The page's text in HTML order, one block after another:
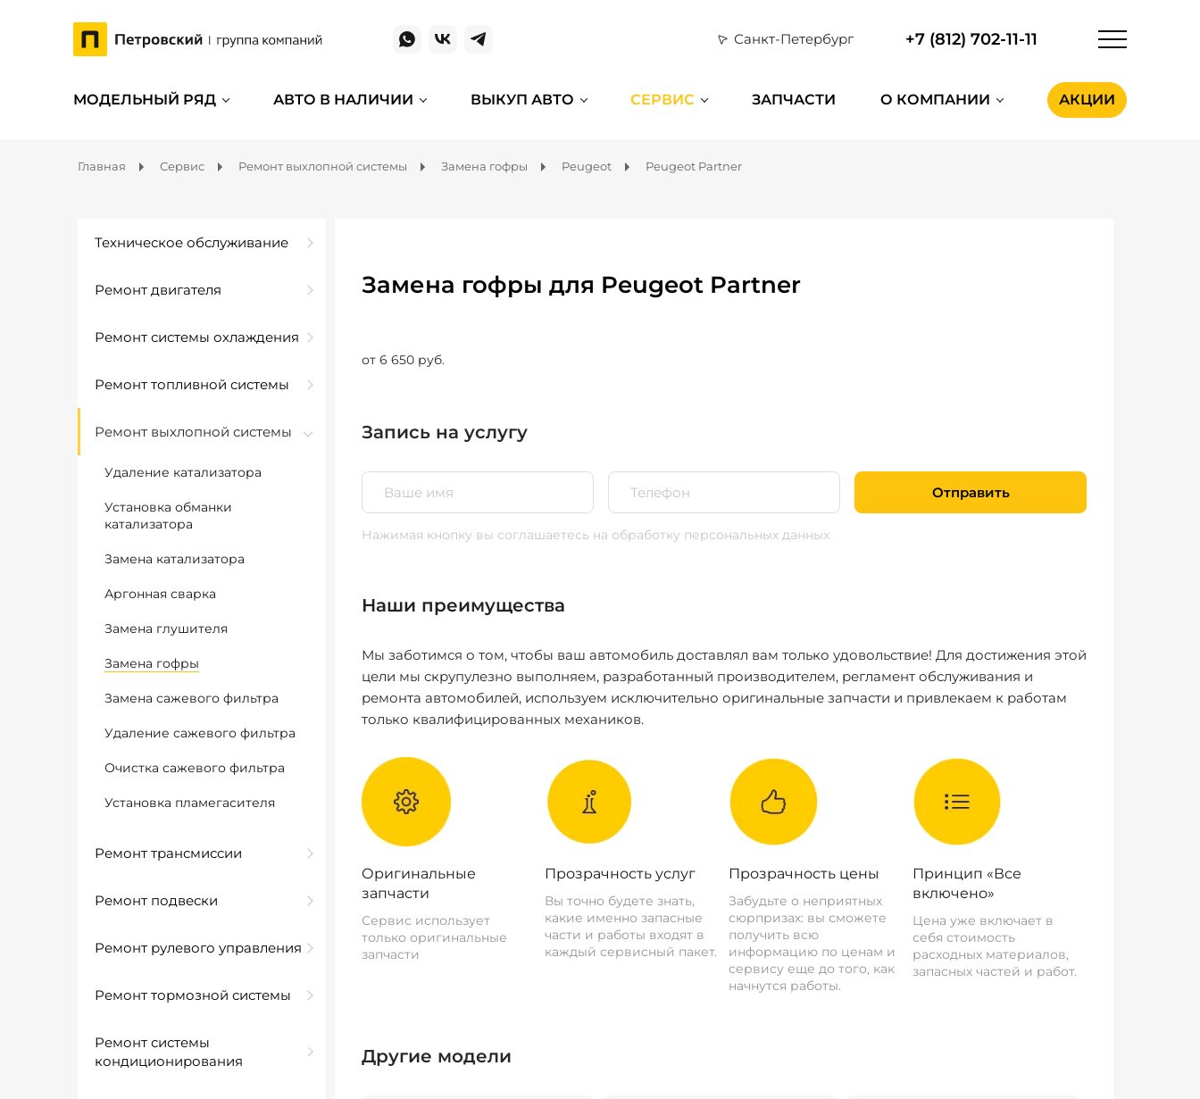
Санкт-Петербург +7 (812) 702-11-11
МОДЕЛЬНЫЙ РЯД АВТО В НАЛИЧИИ ВЫКУП АВТО СЕРВИС ЗАПЧАСТИ О КОМПАНИИ АКЦИИ
Главная Сервис Ремонт выхлопной системы Замена гофры Peugeot Peugeot Partner
Техническое обслуживание
Ремонт двигателя
Ремонт системы охлаждения
Ремонт топливной системы
Ремонт выхлопной системы
Удаление катализатора
Установка обманки
катализатора
Замена катализатора
Аргонная сварка
Замена глушителя
Замена гофры
Замена сажевого фильтра
Удаление сажевого фильтра
Очистка сажевого фильтра
Установка пламегасителя
Ремонт трансмиссии
Ремонт подвески
Ремонт рулевого управления
Ремонт тормозной системы
Ремонт системы
кондиционирования
Замена гофры для Peugeot Partner
от 6 650 руб.
Запись на услугу
Отправить
Нажимая кнопку вы соглашаетесь на обработку персональных данных
Наши преимущества
Мы заботимся о том, чтобы ваш автомобиль доставлял вам только удовольствие! Для достижения этой
цели мы скрупулезно выполняем, разработанный производителем, регламент обслуживания и
ремонта автомобилей, используем исключительно оригинальные запчасти и привлекаем к работам
только квалифицированных механиков.
Оригинальные
запчасти
Сервис использует
только оригинальные
запчасти
Прозрачность услуг
Вы точно будете знать,
какие именно запасные
части и работы входят в
каждый сервисный пакет.
Прозрачность цены
Забудьте о неприятных
сюрпризах: вы сможете
получить всю
информацию по ценам и
сервису еще до того, как
начнутся работы.
Принцип «Все
включено»
Цена уже включает в
себя стоимость
расходных материалов,
запасных частей и работ.
Другие модели